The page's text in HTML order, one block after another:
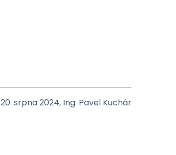
20. srpna 2024, Ing. Pavel Kuchár